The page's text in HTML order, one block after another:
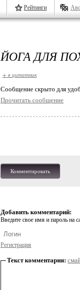
Рейтинги
ЙОГА ДЛЯ
+ в цитатник
Cообщение скрыто для
Прочитать сообщение
Комментировать
Добавить комментарий:
Введите свое имя и пароль на
Регистрация
Текст комментария: